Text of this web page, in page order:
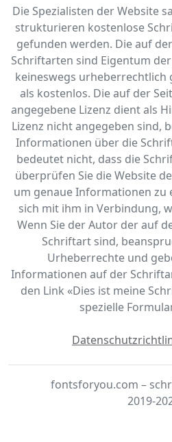
Die Spezialisten der Website
strukturieren kostenlose
gefunden werden. Die auf
Schriftarten sind Eigentum
keineswegs urheberrechtlich
als kostenlos. Die auf der
angegebene Lizenz dient als
Lizenz nicht angegeben sind,
Informationen über die
bedeutet nicht, dass die
überprüfen Sie die Website
um genaue Informationen zu
sich mit ihm in Verbindung,
Wenn Sie der Autor der auf
Schriftart sind,
Urheberrechte und
Informationen auf der
den Link «‎Dies ist meine
spezielle
fontsforyou.com –
2019-